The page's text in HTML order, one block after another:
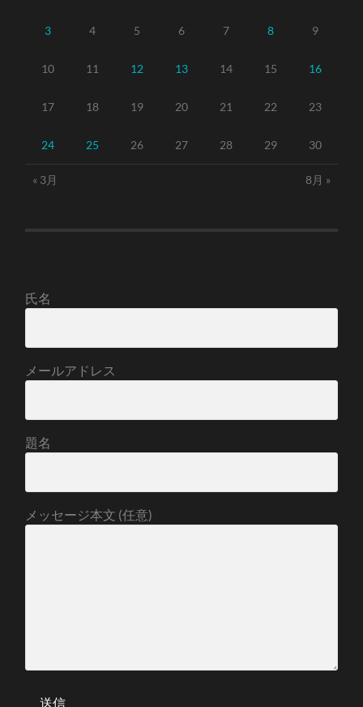
3 4 5 6 7 8 9
10 11 12 13 14 15 16
17 18 19 20 21 22 23
24 25 26 27 28 29 30
« 3月 8月 »
氏名
メールアドレス
題名
メッセージ本文 (任意)